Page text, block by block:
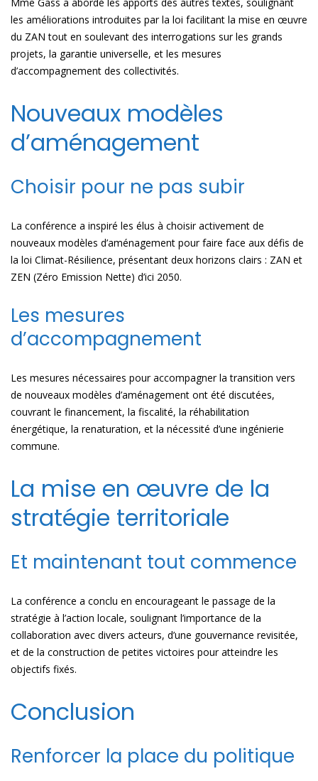
les améliorations introduites par la loi facilitant la mise en œuvre
du ZAN tout en soulevant des interrogations sur les grands
projets, la garantie universelle, et les mesures
d’accompagnement des collectivités.
Nouveaux modèles
d’aménagement
Choisir pour ne pas subir
La conférence a inspiré les élus à choisir activement de
nouveaux modèles d’aménagement pour faire face aux défis de
la loi Climat-Résilience, présentant deux horizons clairs : ZAN et
ZEN (Zéro Emission Nette) d’ici 2050.
Les mesures
d’accompagnement
Les mesures nécessaires pour accompagner la transition vers
de nouveaux modèles d’aménagement ont été discutées,
couvrant le financement, la fiscalité, la réhabilitation
énergétique, la renaturation, et la nécessité d’une ingénierie
commune.
La mise en œuvre de la
stratégie territoriale
Et maintenant tout commence
La conférence a conclu en encourageant le passage de la
stratégie à l’action locale, soulignant l’importance de la
collaboration avec divers acteurs, d’une gouvernance revisitée,
et de la construction de petites victoires pour atteindre les
objectifs fixés.
Conclusion
Renforcer la place du politique